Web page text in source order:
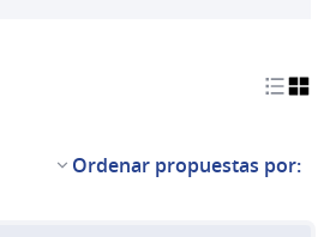
Ordenar propuestas por: